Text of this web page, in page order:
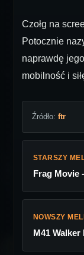
Czołg na
Potocznie
naprawdę
mobilność i
Źródło: ftr
STARSZY
Frag Movie
NOWSZY
M41